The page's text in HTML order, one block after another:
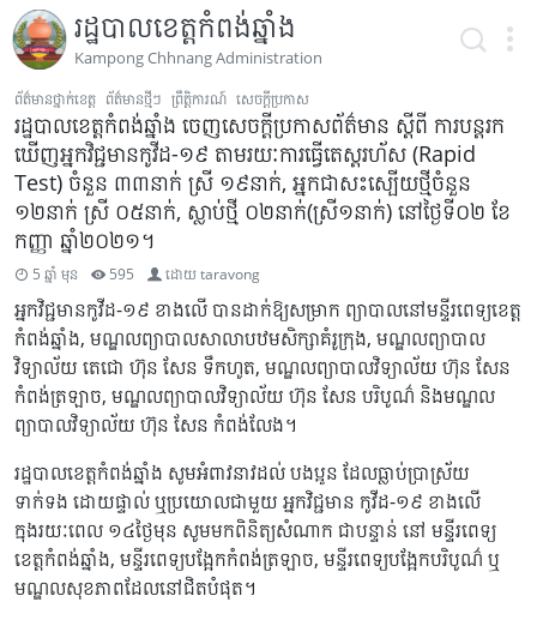
រដ្ឋបាលខេត្តកំពង់ឆ្នាំង
Kampong Chhnang Administration
ព័ត៌មានថ្នាក់ខេត្ត ព័ត៌មានថ្មីៗ ព្រឹត្តិការណ៍ សេចក្ដីប្រកាស
រដ្ឋបាលខេត្តកំពង់ឆ្នាំង ចេញសេចក្តីប្រកាសព័ត៌មាន ស្តីពី ការបន្តរក
ឃើញអ្នកវិជ្ជមានកូវីដ-១៩ តាមរយៈការធ្វើតេស្តរហ័ស (Rapid
Test) ចំនួន ៣៣នាក់ ស្រី ១៩នាក់, អ្នកជាសះស្បើយថ្មីចំនួន
១២នាក់ ស្រី ០៥នាក់, ស្លាប់ថ្មី ០២នាក់(ស្រី១នាក់) នៅថ្ងៃទី០២ ខែ
កញ្ញា ឆ្នាំ២០២១។
5 ឆ្នាំ មុន 595 ដោយtaravong
អ្នកវិជ្ជមានកូវីដ-១៩ ខាងលើ បានដាក់ឱ្យសម្រាក ព្យាបាលនៅមន្ទីរពេទ្យខេត្ត
កំពង់ឆ្នាំង, មណ្ឌលព្យាបាលសាលាបឋមសិក្សាគំរូក្រុង, មណ្ឌលព្យាបាល
វិទ្យាល័យ តេជោ ហ៊ុន សែន ទឹកហូត, មណ្ឌលព្យាបាលវិទ្យាល័យ ហ៊ុន សែន
កំពង់ត្រឡាច, មណ្ឌលព្យាបាលវិទ្យាល័យ ហ៊ុន សែន បរិបូណ៌ និងមណ្ឌល
ព្យាបាលវិទ្យាល័យ ហ៊ុន សែន កំពង់លែង។
រដ្ឋបាលខេត្តកំពង់ឆ្នាំង សូមអំពាវនាវដល់ បងប្អូន ដែលធ្លាប់ប្រាស្រ័យ
ទាក់ទង ដោយផ្ទាល់ ឬប្រយោលជាមួយ អ្នកវិជ្ជមាន កូវីដ-១៩ ខាងលើ
ក្នុងរយៈពេល ១៤ថ្ងៃមុន សូមមកពិនិត្យសំណាក ជាបន្ទាន់ នៅ មន្ទីរពេទ្យ
ខេត្តកំពង់ឆ្នាំង, មន្ទីរពេទ្យបង្អែកកំពង់ត្រឡាច, មន្ទីរពេទ្យបង្អែកបរិបូណ៌ ឬ
មណ្ឌលសុខភាពដែលនៅជិតបំផុត។